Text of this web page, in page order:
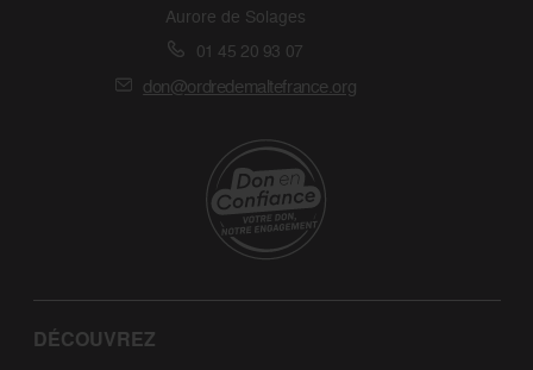
Aurore de Solages
01 45 20 93 07
don@ordredemaltefrance.org
DÉCOUVREZ